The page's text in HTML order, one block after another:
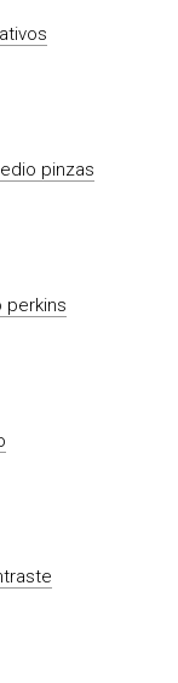
pinzas
perkins